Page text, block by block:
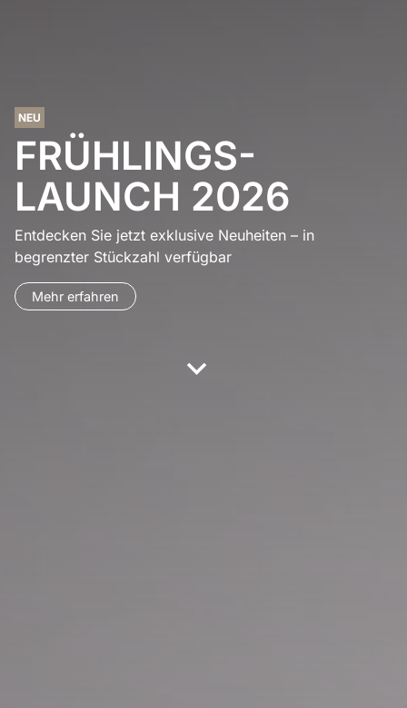
NEU
FRÜHLINGS-
LAUNCH 2026
Entdecken Sie jetzt exklusive Neuheiten – in
begrenzter Stückzahl verfügbar
Mehr erfahren